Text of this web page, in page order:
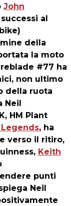
John
al
della
la moto
#77 ha
non ultimo
della ruota
Neil
HM Plant
Legends, ha
verso il ritiro,
Keith
punti
Neil